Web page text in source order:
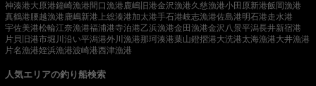
神湊港大原港鐘崎漁港 間口漁港鹿嶋旧港金沢漁港久慈漁港小田原新港飯岡漁港
真鶴港 腰越漁港鹿嶋新港 上総湊港加太港手石港岐志漁港佐島港明石港走水港
宇佐美港松輪江奈漁港福浦港寺泊港乙浜漁港金田漁港金沢八景平潟長井新宿港
片貝旧港市堀川沿い平潟港外川漁港那珂湊港葉山鐙摺港大洗港太海漁港大井漁港
片名漁港姪浜漁港波崎港西津漁港
人気エリアの釣り船検索